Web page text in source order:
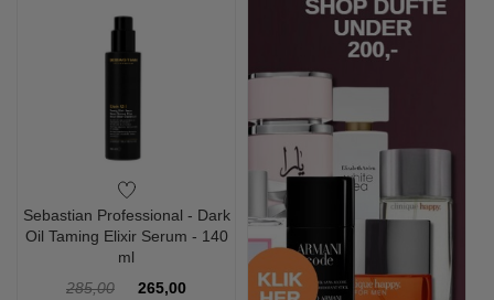
Sebastian Professional - Dark
Oil Taming Elixir Serum - 140
ml
285,00
265,00